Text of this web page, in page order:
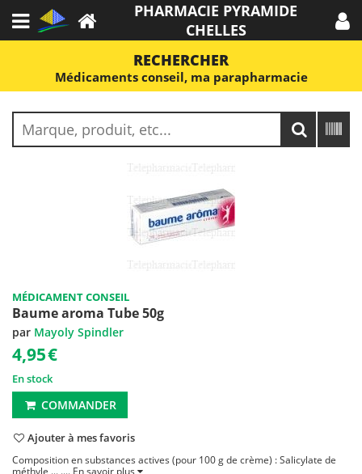
PHARMACIE PYRAMIDE
CHELLES
RECHERCHER
Médicaments conseil, ma parapharmacie
MÉDICAMENT CONSEIL
Baume aroma Tube 50g
par Mayoly Spindler
4,95€
En stock
COMMANDER
Ajouter à mes favoris
Composition en substances actives (pour 100 g de crème) : Salicylate de